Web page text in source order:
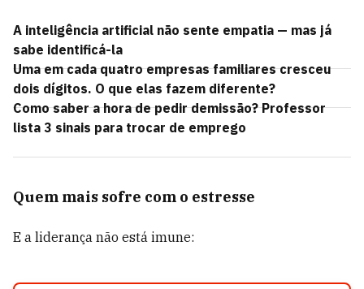
A inteligência artificial não sente empatia — mas já
sabe identificá-la
Uma em cada quatro empresas familiares cresceu
dois dígitos. O que elas fazem diferente?
Como saber a hora de pedir demissão? Professor
lista 3 sinais para trocar de emprego
Quem mais sofre com o estresse
E a liderança não está imune: